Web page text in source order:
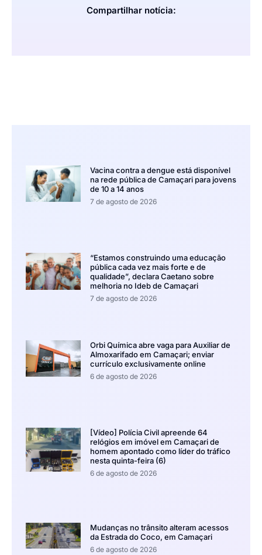
Compartilhar notícia:
Vacina contra a dengue está disponível
na rede pública de Camaçari para jovens
de 10 a 14 anos
7 de agosto de 2026
“Estamos construindo uma educação
pública cada vez mais forte e de
qualidade”, declara Caetano sobre
melhoria no Ideb de Camaçari
7 de agosto de 2026
Orbi Química abre vaga para Auxiliar de
Almoxarifado em Camaçari; enviar
currículo exclusivamente online
6 de agosto de 2026
[Vídeo] Polícia Civil apreende 64
relógios em imóvel em Camaçari de
homem apontado como líder do tráfico
nesta quinta-feira (6)
6 de agosto de 2026
Mudanças no trânsito alteram acessos
da Estrada do Coco, em Camaçari
6 de agosto de 2026